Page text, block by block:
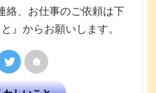
絡、お仕事のご依頼は下
』からお願いします。